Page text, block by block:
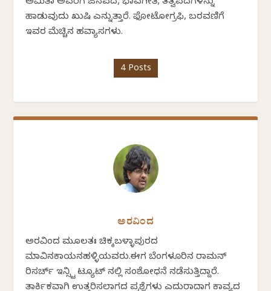
ಹಾಡುವುದು ಖುಷಿ ಎನ್ನುತ್ತಾರೆ. ಫೋಟೋಗ್ರಫಿ, ಬರವಣಿಗೆ
ಇವರ ಮೆಚ್ಚಿನ ಹವ್ಯಾಸಗಳು.
4 Posts
ಅರವಿಂದ
ಅರವಿಂದ ಮೂಲತಃ ಚಿಕ್ಕಬಳ್ಳಾಪುರದ
ಮಾವಿನಕಾಯನಹಳ್ಳಿಯವರು.ಈಗ ಬೆಂಗಳೂರಿನ ರಾಮನ್
ರಿಸರ್ಚ್ ಇನ್ಸ್ಟಿ ಟ್ಯೂಟ್ ನಲ್ಲಿ ಸಂಶೋಧನೆ ನಡೆಸುತ್ತಿದ್ದಾರೆ.
ತಾರ್ಕಿಕವಾಗಿ ಉತ್ತರಿಸಲಾಗದ ಪ್ರಶ್ನೆಗಳು ಎದುರಾದಾಗ ಕಾವ್ಯದ